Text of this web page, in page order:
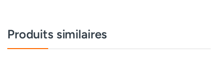
Produits similaires